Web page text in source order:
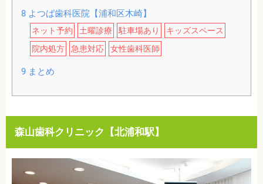
8よつば歯科医院【浦和区木崎】
ネット予約 土曜診療 駐車場あり
キッズスペース
院内処方
急患対応 女性歯科医師
9まとめ
森山歯科クリニック【北浦和駅】